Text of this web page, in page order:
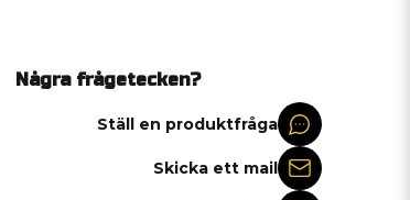
Några frågetecken?
Ställ en produktfråga
Skicka ett mail